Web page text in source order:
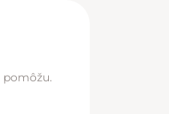
pomôžu.